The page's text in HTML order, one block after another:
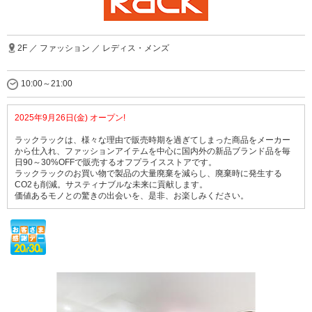
2F ／ ファッション ／ レディス・メンズ
10:00～21:00
2025年9月26日(金) オープン!
ラックラックは、様々な理由で販売時期を過ぎてしまった商品をメーカー
から仕入れ、ファッションアイテムを中心に国内外の新品ブランド品を毎
日90～30%OFFで販売するオフプライスストアです。
ラックラックのお買い物で製品の大量廃棄を減らし、廃棄時に発生する
CO2も削減。サスティナブルな未来に貢献します。
価値あるモノとの驚きの出会いを、是非、お楽しみください。